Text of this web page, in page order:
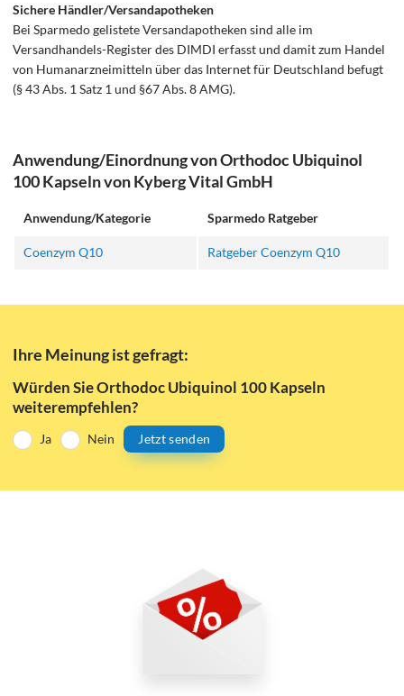
Sichere Händler/Versandapotheken
Bei Sparmedo gelistete Versandapotheken sind alle im
Versandhandels-Register des DIMDI erfasst und damit zum Handel
von Humanarzneimitteln über das Internet für Deutschland befugt
(§ 43 Abs. 1 Satz 1 und §67 Abs. 8 AMG).
Anwendung/Einordnung von Orthodoc Ubiquinol
100 Kapseln von Kyberg Vital GmbH
Anwendung/Kategorie Sparmedo Ratgeber
Coenzym Q10 Ratgeber Coenzym Q10
Ihre Meinung ist gefragt:
Würden Sie Orthodoc Ubiquinol 100 Kapseln
weiterempfehlen?
Ja Nein Jetzt senden